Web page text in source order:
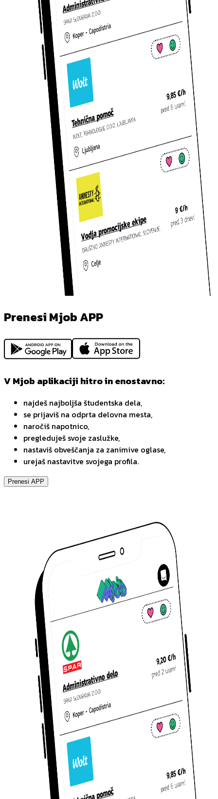
Prenesi Mjob APP
V Mjob aplikaciji hitro in enostavno:
najdeš najboljša študentska dela,
se prijaviš na odprta delovna mesta,
naročiš napotnico,
pregleduješ svoje zaslužke,
nastaviš obveščanja za zanimive oglase,
urejaš nastavitve svojega profila.
Prenesi APP